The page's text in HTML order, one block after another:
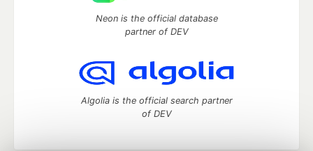
Neon is the official database
partner of DEV
Algolia is the official search partner
of DEV